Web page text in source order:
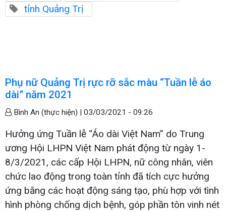
tỉnh Quảng Trị
Phụ nữ Quảng Trị rực rỡ sắc màu “Tuần lễ áo
dài” năm 2021
Bình An (thực hiện) | 03/03/2021 - 09:26
Hưởng ứng Tuần lễ “Áo dài Việt Nam” do Trung
ương Hội LHPN Việt Nam phát động từ ngày 1-
8/3/2021, các cấp Hội LHPN, nữ công nhân, viên
chức lao động trong toàn tỉnh đã tích cực hưởng
ứng bằng các hoạt động sáng tạo, phù hợp với tình
hình phòng chống dịch bệnh, góp phần tôn vinh nét